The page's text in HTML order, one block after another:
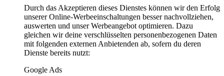
Durch das Akzeptieren dieses Dienstes können wir den Erfolg
unserer Online-Werbeeinschaltungen besser nachvollziehen,
auswerten und unser Werbeangebot optimieren. Dazu
gleichen wir deine verschlüsselten personenbezogenen Daten
mit folgenden externen Anbietenden ab, sofern du deren
Dienste bereits nutzt:
Google Ads